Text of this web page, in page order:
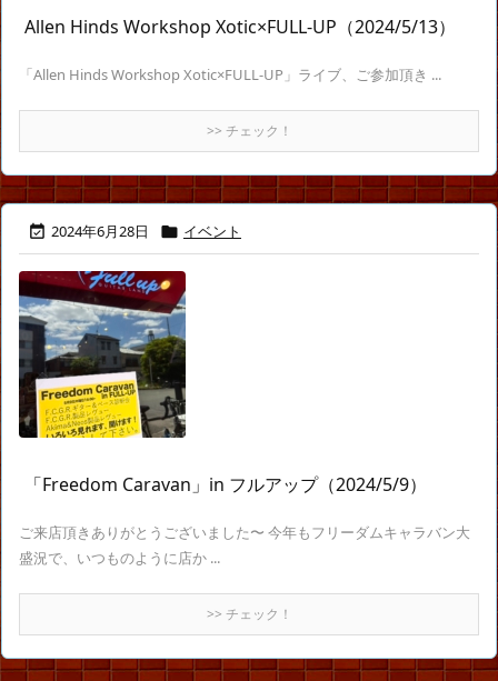
Allen Hinds Workshop Xotic×FULL-UP（2024/5/13）
「Allen Hinds Workshop Xotic×FULL-UP」ライブ、ご参加頂き ...
>> チェック！
 2024年6月28日  イベント
「Freedom Caravan」in フルアップ（2024/5/9）
ご来店頂きありがとうございました〜 今年もフリーダムキャラバン大
盛況で、いつものように店か ...
>> チェック！